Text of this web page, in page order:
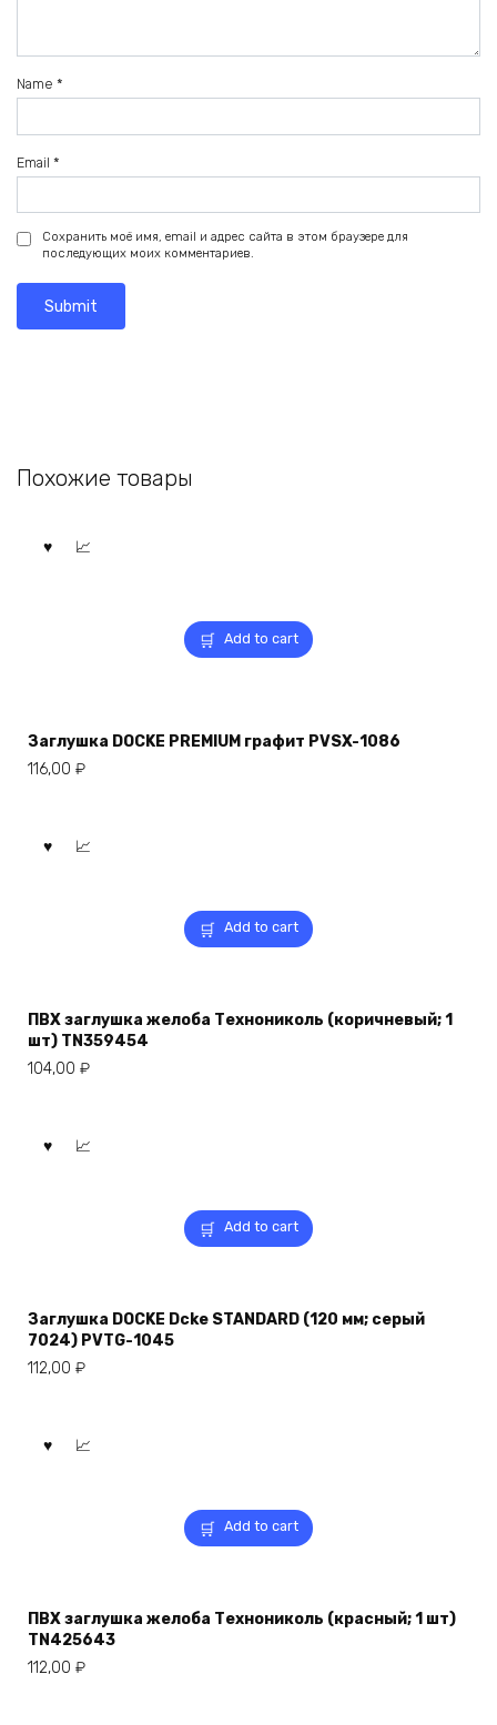
Name *
Email *
Сохранить моё имя, email и адрес сайта в этом браузере для
последующих моих комментариев.
Похожие товары
Add to cart
Заглушка DOCKE PREMIUM графит PVSX-1086
116,00 ₽
Add to cart
ПВХ заглушка желоба Технониколь (коричневый; 1
шт) TN359454
104,00 ₽
Add to cart
Заглушка DOCKE Dcke STANDARD (120 мм; серый
7024) PVTG-1045
112,00 ₽
Add to cart
ПВХ заглушка желоба Технониколь (красный; 1 шт)
TN425643
112,00 ₽